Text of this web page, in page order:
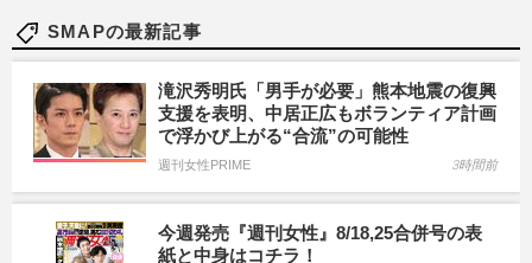
SMAPの最新記事
滝沢秀明氏「男手が必要」熊本地震の復興
支援を表明、中居正広もボランティア計画
で浮かび上がる“合流”の可能性
週刊女性PRIME 3時間前
今週発売『週刊女性』8/18,25合併号の表
紙と中身はコチラ！